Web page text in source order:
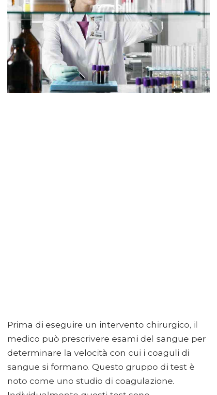
Prima di eseguire un intervento chirurgico, il
medico può prescrivere esami del sangue per
determinare la velocità con cui i coaguli di
sangue si formano. Questo gruppo di test è
noto come uno studio di coagulazione.